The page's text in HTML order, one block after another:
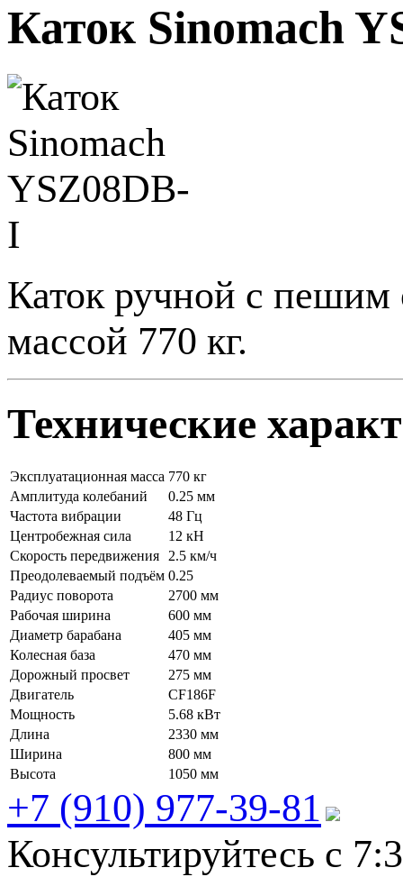
Каток Sinomach
Каток ручной с пешим
массой 770 кг.
Технические
Эксплуатационная масса 770 кг
Амплитуда колебаний
0.25 мм
Частота вибрации
48 Гц
Центробежная сила
12 кН
Скорость передвижения
2.5 км/ч
Преодолеваемый подъём 0.25
Радиус поворота
2700 мм
Рабочая ширина
600 мм
Диаметр барабана
405 мм
Колесная база
470 мм
Дорожный просвет
275 мм
Двигатель
CF186F
Мощность
5.68 кВт
Длина
2330 мм
Ширина
800 мм
Высота
1050 мм
+7 (910) 977-39-81
Консультируйтесь с